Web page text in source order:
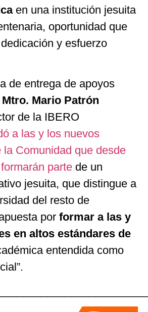
en una institución jesuita
oportunidad que
y esfuerzo
de entrega de apoyos
Mtro. Mario Patrón
de la IBERO
a las y los nuevos
la Comunidad que desde
parte de un
jesuita, que distingue a
del resto de
por formar a las y
en altos estándares de
entendida como